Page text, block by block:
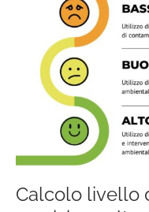
Calcolo livello